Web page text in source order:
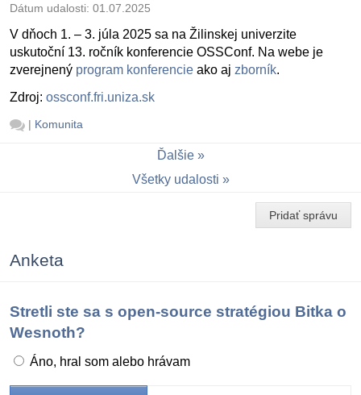
Dátum udalosti: 01.07.2025
V dňoch 1. – 3. júla 2025 sa na Žilinskej univerzite
uskutoční 13. ročník konferencie OSSConf. Na webe je
zverejnený program konferencie ako aj zborník.
Zdroj: ossconf.fri.uniza.sk
| Komunita
Ďalšie
Všetky udalosti
Pridať správu
Anketa
Stretli ste sa s open-source stratégiou Bitka o
Wesnoth?
Áno, hral som alebo hrávam